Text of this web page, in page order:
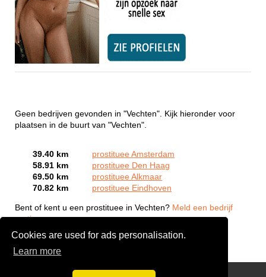
Cookies are used for ads personalisation.
Learn more
Geen bedrijven gevonden in "Vechten". Kijk hieronder voor
plaatsen in de buurt van "Vechten".
39.40 km
prostituee Amsterdam
58.91 km
prostituee Den Haag
69.50 km
prostituee Alkmaar
70.82 km
prostituee Eindhoven
Bent of kent u een prostituee in Vechten? Meld een bedrijf
gratis aan